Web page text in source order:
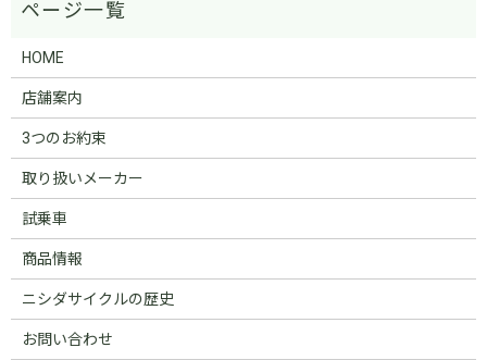
HOME
店舗案内
3つのお約束
取り扱いメーカー
試乗車
商品情報
ニシダサイクルの歴史
お問い合わせ